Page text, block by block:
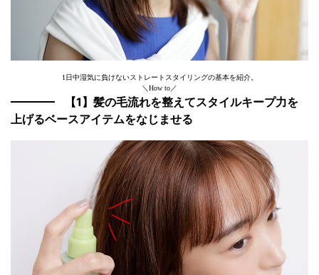
1日中湿気に負けないストレートスタイリングの基本を紹介。
＼How to／
【1】髪の毛流れを整えてスタイルキープ力を
上げるベースアイテムをなじませる